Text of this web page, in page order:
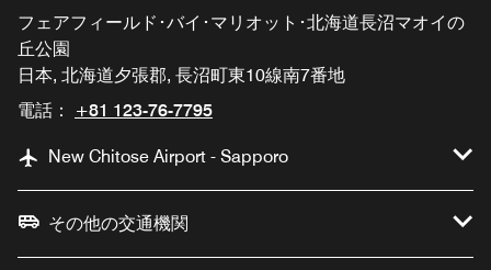
フェアフィールド･バイ･マリオット･北海道長沼マオイの
丘公園
日本, 北海道夕張郡, 長沼町東10線南7番地
電話：
+81 123-76-7795
New Chitose Airport - Sapporo
その他の交通機関